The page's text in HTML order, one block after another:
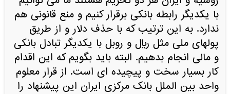
با یکدیگر رابطه بانکی برقرار کنیم و منع قانونی هم
ندارد. به این ترتیب که با حذف دلار و از طریق
پولهای ملی مثل ریال و روبل با یکدیگر تبادل بانکی
و مالی انجام بدهیم. البته باید بگویم که این اقدام
کار بسیار سخت و پیچیده ای است. از قرار معلوم
واحد بین الملل بانک مرکزی ایران این پیشنهاد را